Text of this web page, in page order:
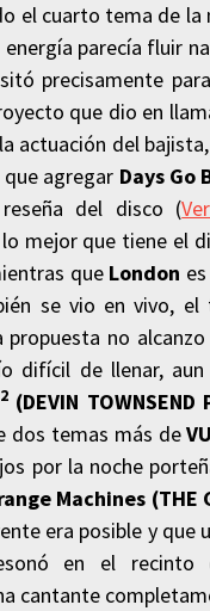
el cuarto tema de
parecía fluir
precisamente
que dio en
actuación del
agregar Days Go
del disco (
mejor que tiene el
que London
se vio en vivo,
no
difícil de llenar,
2(DEVIN TOWNSEND
dos temas más de
por la noche
Machines (THE
era posible y que
en el recinto
cantante